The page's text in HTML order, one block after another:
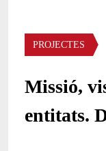
Àmbit
PROJECTES
Missió,
entitats.